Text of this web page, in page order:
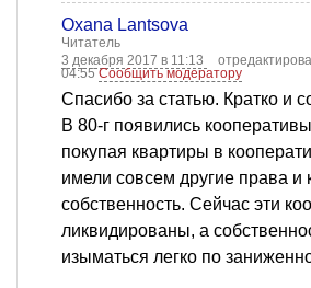
Oxana Lantsova
Читатель
3 декабря 2017 в 11:13
04:55Сообщить модератору
Спасибо за статью. Кратко и
В 80-г появились
покупая квартиры в
имели совсем другие права и
собственность. Сейчас эти
ликвидированы, а
изыматься легко по